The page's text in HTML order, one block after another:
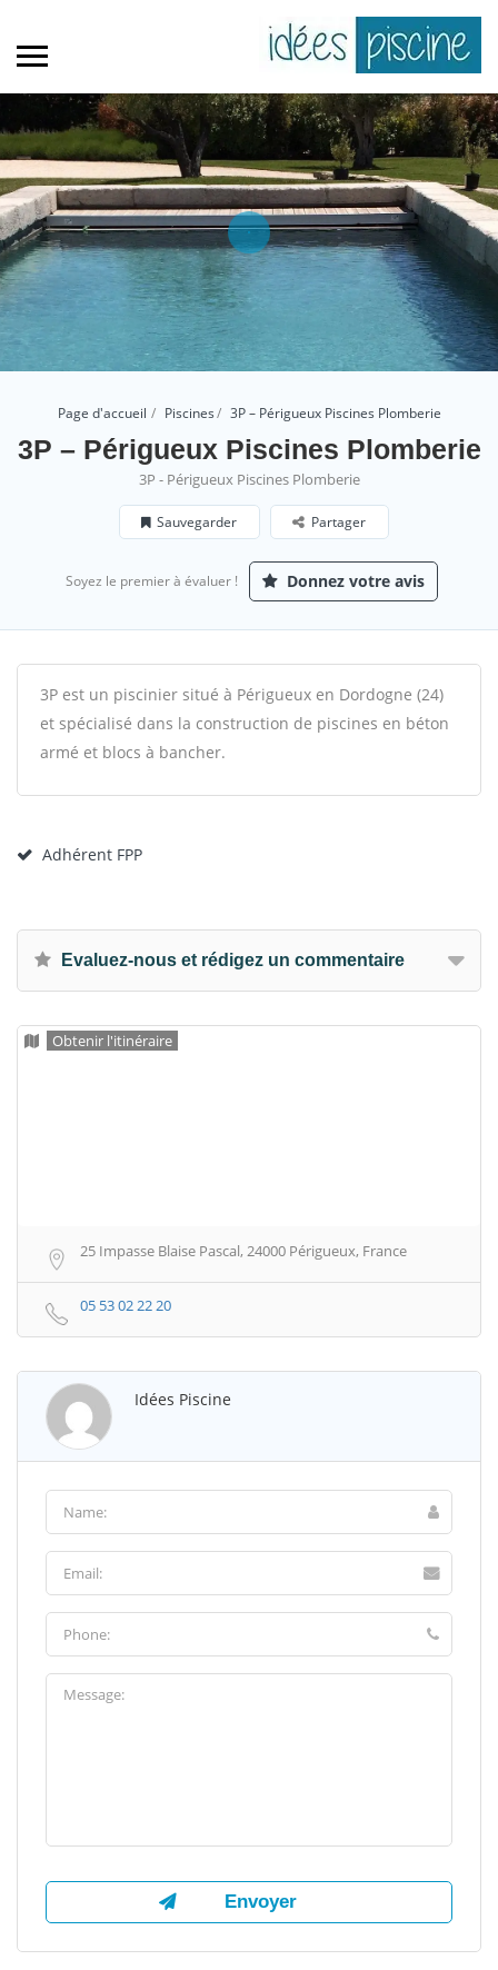
Page d'accueil Piscines 3P – Périgueux Piscines Plomberie
3P – Périgueux Piscines Plomberie
3P - Périgueux Piscines Plomberie
Sauvegarder Partager
Soyez le premier à évaluer ! Donnez votre avis
3P est un piscinier situé à Périgueux en Dordogne (24)
et spécialisé dans la construction de piscines en béton
armé et blocs à bancher.
Adhérent FPP
Evaluez-nous et rédigez un commentaire
Obtenir l'itinéraire
25 Impasse Blaise Pascal, 24000 Périgueux, France
05 53 02 22 20
Idées Piscine